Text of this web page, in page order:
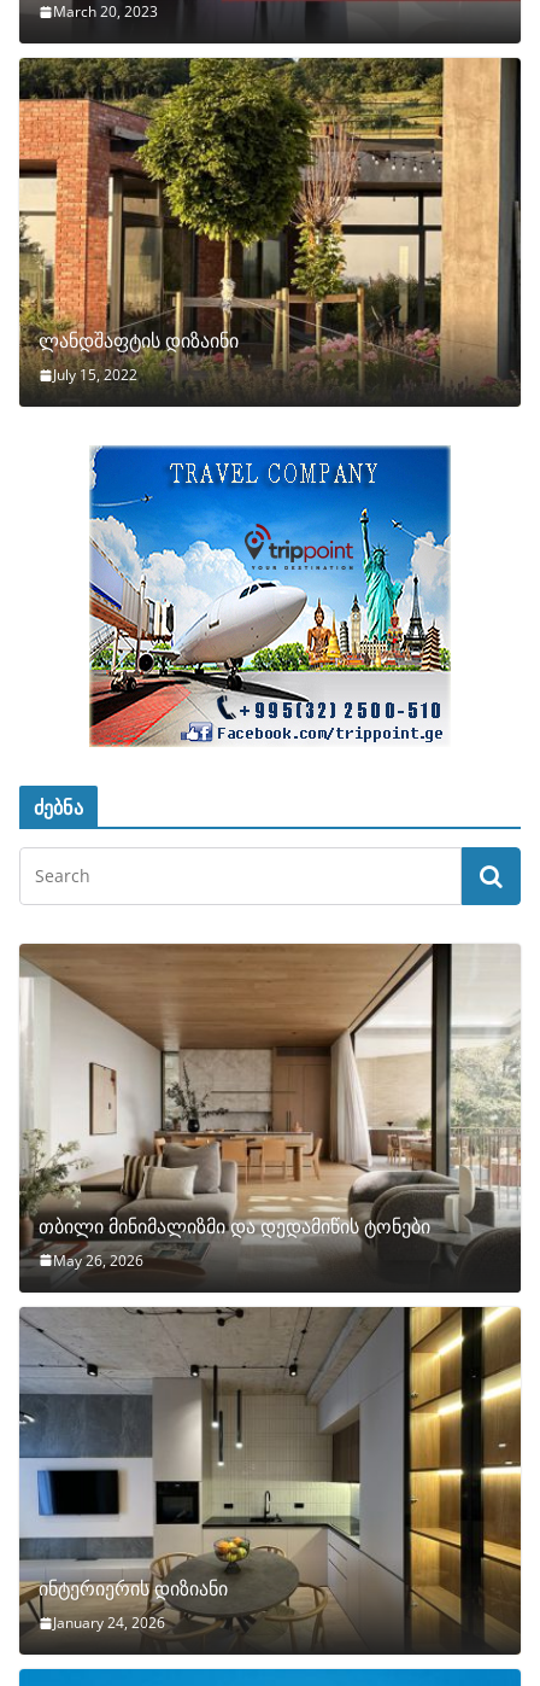
March 20, 2023
ლანდშაფტის დიზაინი
July 15, 2022
ძებნა
თბილი მინიმალიზმი და დედამიწის ტონები
May 26, 2026
ინტერიერის დიზიანი
January 24, 2026